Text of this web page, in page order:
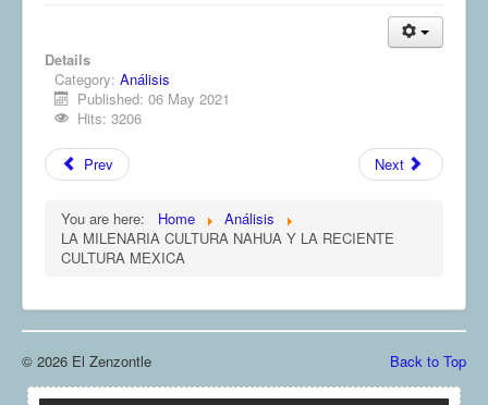
Multimedia
Archivos
Contacto
Afirmación
COMUNERA 67 EN PDF numero de presentación de la
voz de la Casa de los pueblos
Details
Category: Análisis
Published: 06 May 2021
Hits: 3206
Prev Next
You are here: Home
Análisis
LA MILENARIA CULTURA NAHUA Y LA RECIENTE
CULTURA MEXICA
Back to Top
© 2026 El Zenzontle